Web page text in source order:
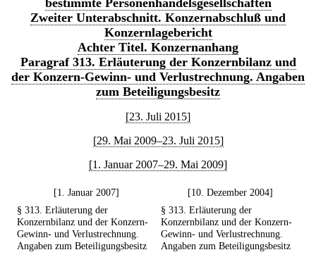
bestimmte Personenhandelsgesellschaften
Zweiter Unterabschnitt. Konzernabschluß und
Konzernlagebericht
Achter Titel. Konzernanhang
Paragraf 313. Erläuterung der Konzernbilanz und
der Konzern-Gewinn- und Verlustrechnung. Angaben
zum Beteiligungsbesitz
[23. Juli 2015]
[29. Mai 2009–23. Juli 2015]
[1. Januar 2007–29. Mai 2009]
[1. Januar 2007]
[10. Dezember 2004]
§ 313. Erläuterung der
Konzernbilanz und der Konzern-
Gewinn- und Verlustrechnung.
Angaben zum Beteiligungsbesitz
§ 313. Erläuterung der
Konzernbilanz und der Konzern-
Gewinn- und Verlustrechnung.
Angaben zum Beteiligungsbesitz